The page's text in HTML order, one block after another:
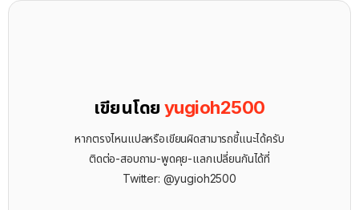
เขียนโดยyugioh2500
หากตรงไหนแปลหรือเขียนผิดสามารถชี้แนะได้ครับ
ติดต่อ-สอบถาม-พูดคุย-แลกเปลี่ยนกันได้ที่
Twitter: @yugioh2500